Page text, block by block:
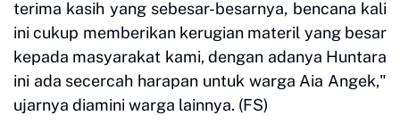
terima kasih yang sebesar-besarnya, bencana kali
ini cukup memberikan kerugian materil yang besar
kepada masyarakat kami, dengan adanya Huntara
ini ada secercah harapan untuk warga Aia Angek,"
ujarnya diamini warga lainnya. (FS)